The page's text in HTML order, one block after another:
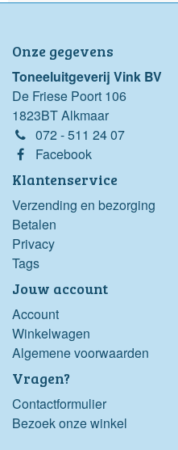
Onze gegevens
Toneeluitgeverij Vink BV
De Friese Poort 106
1823BT Alkmaar
072 - 511 24 07
Facebook
Klantenservice
Verzending en bezorging
Betalen
Privacy
Tags
Jouw account
Account
Winkelwagen
Algemene voorwaarden
Vragen?
Contactformulier
Bezoek onze winkel